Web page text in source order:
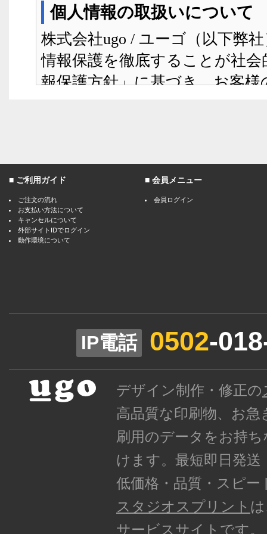
ご利用ガイド
ご注文の流れ
お支払い方法について
キャンセルについて
外部サイトIDでログイン
動作環境について
会員メニュー
会員ログイン
IP電話 0502-
デザイン制作・修正の
高品質な印刷物、お
刷用のデータをお持
けます。最短即日発
低価格・品質・スピ
スタジオスプリント
サービスサイトです。